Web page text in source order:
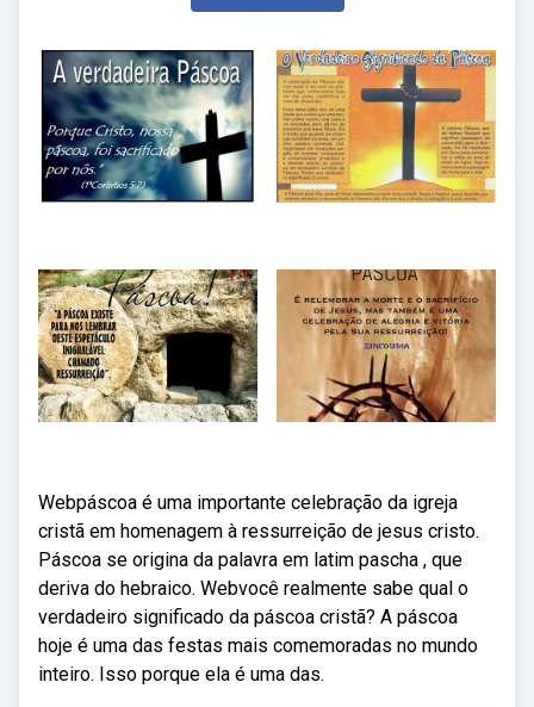
Webpáscoa é uma importante celebração da igreja
cristã em homenagem à ressurreição de jesus cristo.
Páscoa se origina da palavra em latim pascha , que
deriva do hebraico. Webvocê realmente sabe qual o
verdadeiro significado da páscoa cristã? A páscoa
hoje é uma das festas mais comemoradas no mundo
inteiro. Isso porque ela é uma das.